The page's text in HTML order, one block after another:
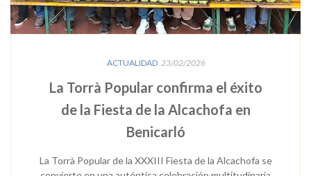
ACTUALIDAD 23/02/2026
La Torrà Popular confirma el éxito
de la Fiesta de la Alcachofa en
Benicarló
La Torrà Popular de la XXXIII Fiesta de la Alcachofa se